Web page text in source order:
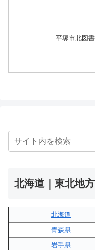
平塚市北図
北海道｜東北地方
北海道
青森県
岩手県